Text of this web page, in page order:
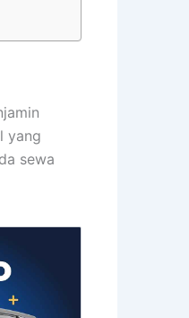
yang
sewa